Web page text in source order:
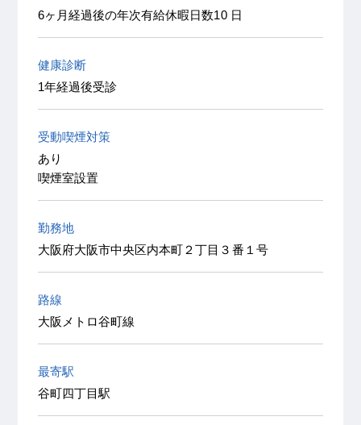
6ヶ月経過後の年次有給休暇日数10 日
健康診断
1年経過後受診
受動喫煙対策
あり
喫煙室設置
勤務地
大阪府大阪市中央区内本町２丁目３番１号
路線
大阪メトロ谷町線
最寄駅
谷町四丁目駅